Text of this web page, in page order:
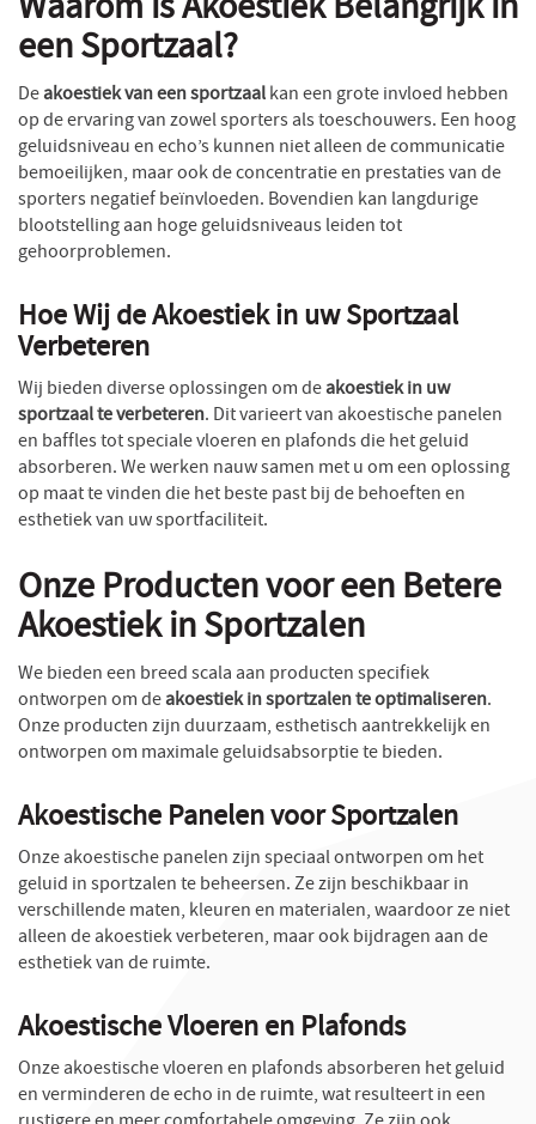
een Sportzaal?
Deakoestiek van een sportzaalkan een grote invloed hebben
op de ervaring van zowel sporters als toeschouwers. Een hoog
geluidsniveau en echo’s kunnen niet alleen de communicatie
bemoeilijken, maar ook de concentratie en prestaties van de
sporters negatief beïnvloeden. Bovendien kan langdurige
blootstelling aan hoge geluidsniveaus leiden tot
gehoorproblemen.
Hoe Wij de Akoestiek in uw Sportzaal
Verbeteren
Wij bieden diverse oplossingen om deakoestiek in uw
sportzaal te verbeteren. Dit varieert van akoestische panelen
en baffles tot speciale vloeren en plafonds die het geluid
absorberen. We werken nauw samen met u om een oplossing
op maat te vinden die het beste past bij de behoeften en
esthetiek van uw sportfaciliteit.
Onze Producten voor een Betere
Akoestiek in Sportzalen
We bieden een breed scala aan producten specifiek
ontworpen om deakoestiek in sportzalen te optimaliseren.
Onze producten zijn duurzaam, esthetisch aantrekkelijk en
ontworpen om maximale geluidsabsorptie te bieden.
Akoestische Panelen voor Sportzalen
Onze akoestische panelen zijn speciaal ontworpen om het
geluid in sportzalen te beheersen. Ze zijn beschikbaar in
verschillende maten, kleuren en materialen, waardoor ze niet
alleen de akoestiek verbeteren, maar ook bijdragen aan de
esthetiek van de ruimte.
Akoestische Vloeren en Plafonds
Onze akoestische vloeren en plafonds absorberen het geluid
en verminderen de echo in de ruimte, wat resulteert in een